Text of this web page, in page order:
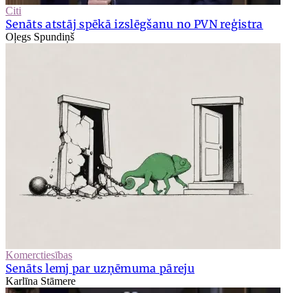
Citi
Senāts atstāj spēkā izslēgšanu no PVN reģistra
Oļegs Spundiņš
Komerctiesības
Senāts lemj par uzņēmuma pāreju
Karlīna Stāmere